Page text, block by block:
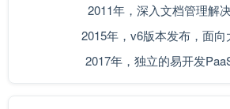
2011年，深入文档管理解
2015年，v6版本发布，面向
2017年，独立的易开发